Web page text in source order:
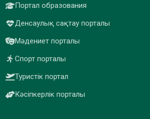
Портал образования
Денсаулық сақтау порталы
Мәдениет порталы
Спорт порталы
Туристік портал
Кәсіпкерлік порталы